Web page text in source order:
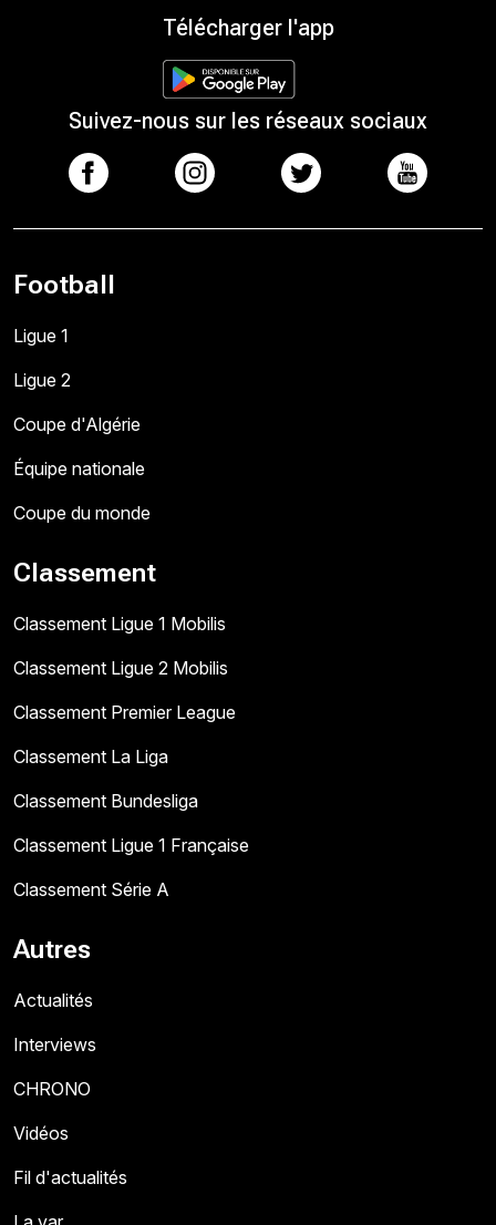
Télécharger l'app
Suivez-nous sur les réseaux sociaux
Football
Ligue 1
Ligue 2
Coupe d'Algérie
Équipe nationale
Coupe du monde
Classement
Classement Ligue 1 Mobilis
Classement Ligue 2 Mobilis
Classement Premier League
Classement La Liga
Classement Bundesliga
Classement Ligue 1 Française
Classement Série A
Autres
Actualités
Interviews
CHRONO
Vidéos
Fil d'actualités